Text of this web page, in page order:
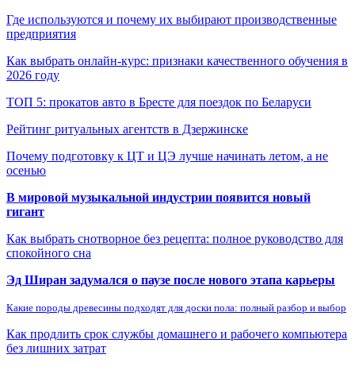
Где используются и почему их выбирают производственные
предприятия
Как выбрать онлайн-курс: признаки качественного обучения в
2026 году
ТОП 5: прокатов авто в Бресте для поездок по Беларуси
Рейтинг ритуальных агентств в Дзержинске
Почему подготовку к ЦТ и ЦЭ лучше начинать летом, а не
осенью
В мировой музыкальной индустрии появится новый
гигант
Как выбрать снотворное без рецепта: полное руководство для
спокойного сна
Эд Ширан задумался о паузе после нового этапа карьеры
Какие породы древесины подходят для доски пола: полный разбор и выбор
Как продлить срок службы домашнего и рабочего компьютера
без лишних затрат